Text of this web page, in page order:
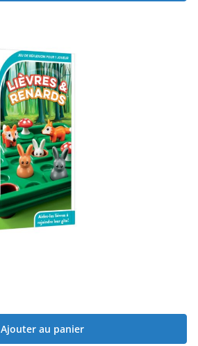
Ajouter au panier